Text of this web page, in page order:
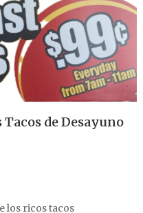
Tacos de Desayuno
los ricos tacos